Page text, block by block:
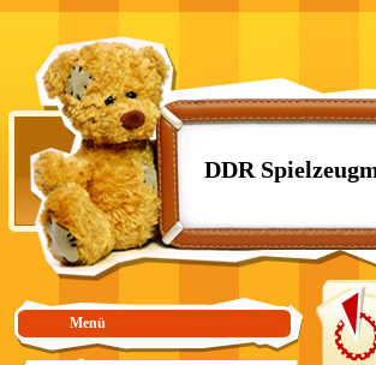
DDR
Menü